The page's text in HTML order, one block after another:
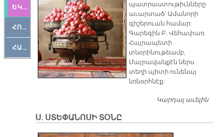
ԵԿԵՂԵՑԱԿԱՆ
ՀՈԳԵՄՏԱՒՈՐ
ՀԱՐԹԱԿ
պատրաստութիւնները
աւարտած՝ Ամանորի
գիշերուան համար:
Գարեգին Բ. Վեհափառ
Հայրապետի
տնօրինութեամբ,
Մայրավանքէն ներս
տեղի պիտի ունենայ
նռնօրհնէք:
Կարդալ աւելին
Ս. ՍՏԵՓԱՆՈՍԻ ՏՕՆԸ